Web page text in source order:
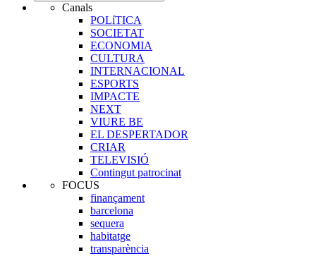
Canals
POLíTICA
SOCIETAT
ECONOMIA
CULTURA
INTERNACIONAL
ESPORTS
IMPACTE
NEXT
VIURE BE
EL DESPERTADOR
CRIAR
TELEVISIÓ
Contingut patrocinat
FOCUS
finançament
barcelona
sequera
habitatge
transparència